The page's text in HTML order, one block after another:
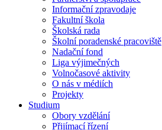
Informační zpravodaje
Fakultní škola
Školská rada
Školní poradenské pracoviště
Nadační fond
Liga výjimečných
Volnočasové aktivity
O nás v médiích
Projekty
Studium
Obory vzdělání
Přijímací řízení